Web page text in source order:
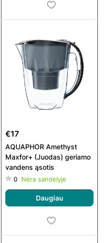
€17
AQUAPHOR Amethyst
Maxfor+ (Juodas) geriamo
vandens ąsotis
0 Nėra sandėlyje
Daugiau